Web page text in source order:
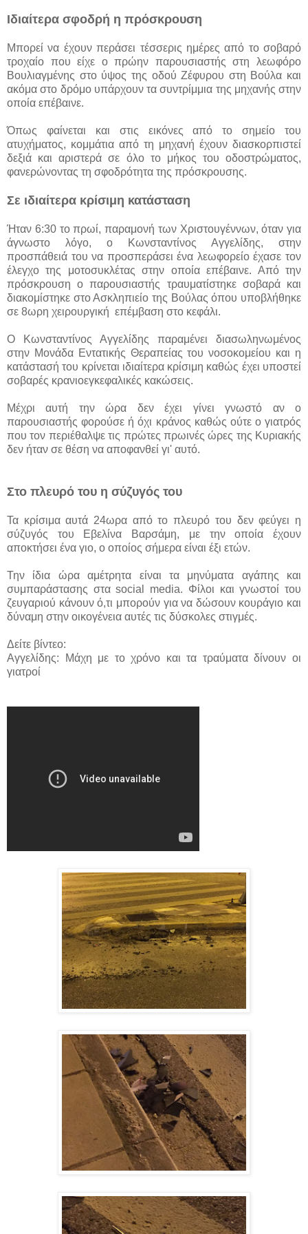
Ιδιαίτερα σφοδρή η πρόσκρουση
Μπορεί να έχουν περάσει τέσσερις ημέρες από το σοβαρό
τροχαίο που είχε ο πρώην παρουσιαστής στη λεωφόρο
Βουλιαγμένης στο ύψος της οδού Ζέφυρου στη Βούλα και
ακόμα στο δρόμο υπάρχουν τα συντρίμμια της μηχανής στην
οποία επέβαινε.
Όπως φαίνεται και στις εικόνες από το σημείο του
ατυχήματος, κομμάτια από τη μηχανή έχουν διασκορπιστεί
δεξιά και αριστερά σε όλο το μήκος του οδοστρώματος,
φανερώνοντας τη σφοδρότητα της πρόσκρουσης.
Σε ιδιαίτερα κρίσιμη κατάσταση
Ήταν 6:30 το πρωί, παραμονή των Χριστουγέννων, όταν για
άγνωστο λόγο, ο Κωνσταντίνος Αγγελίδης, στην
προσπάθειά του να προσπεράσει ένα λεωφορείο έχασε τον
έλεγχο της μοτοσυκλέτας στην οποία επέβαινε. Από την
πρόσκρουση ο παρουσιαστής τραυματίστηκε σοβαρά και
διακομίστηκε στο Ασκληπιείο της Βούλας όπου υποβλήθηκε
σε 8ωρη χειρουργική επέμβαση στο κεφάλι.
Ο Κωνσταντίνος Αγγελίδης παραμένει διασωληνωμένος
στην Μονάδα Εντατικής Θεραπείας του νοσοκομείου και η
κατάστασή του κρίνεται ιδιαίτερα κρίσιμη καθώς έχει υποστεί
σοβαρές κρανιοεγκεφαλικές κακώσεις.
Μέχρι αυτή την ώρα δεν έχει γίνει γνωστό αν ο
παρουσιαστής φορούσε ή όχι κράνος καθώς ούτε ο γιατρός
που τον περιέθαλψε τις πρώτες πρωινές ώρες της Κυριακής
δεν ήταν σε θέση να αποφανθεί γι' αυτό.
Στο πλευρό του η σύζυγός του
Τα κρίσιμα αυτά 24ωρα από το πλευρό του δεν φεύγει η
σύζυγός του Εβελίνα Βαρσάμη, με την οποία έχουν
αποκτήσει ένα γιο, ο οποίος σήμερα είναι έξι ετών.
Την ίδια ώρα αμέτρητα είναι τα μηνύματα αγάπης και
συμπαράστασης στα social media. Φίλοι και γνωστοί του
ζευγαριού κάνουν ό,τι μπορούν για να δώσουν κουράγιο και
δύναμη στην οικογένεια αυτές τις δύσκολες στιγμές.
Δείτε βίντεο:
Αγγελίδης: Μάχη με το χρόνο και τα τραύματα δίνουν οι
γιατροί